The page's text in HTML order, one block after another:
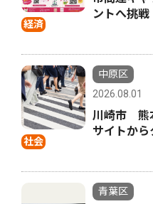
経済
ントへ挑戦
社会
中原区
2026.08.01
川崎市 熊
サイトか
青葉区